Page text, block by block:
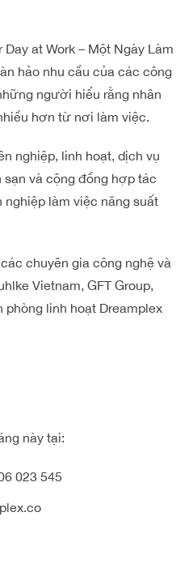
at Work – Một Ngày Làm
hảo nhu cầu của các công
người hiểu rằng nhân
hơn từ nơi làm việc.
nghiệp, linh hoạt, dịch vụ
và cộng đồng hợp tác
nghiệp làm việc năng suất
chuyên gia công nghệ và
Vietnam, GFT Group,
phòng linh hoạt Dreamplex
này tại:
023 545